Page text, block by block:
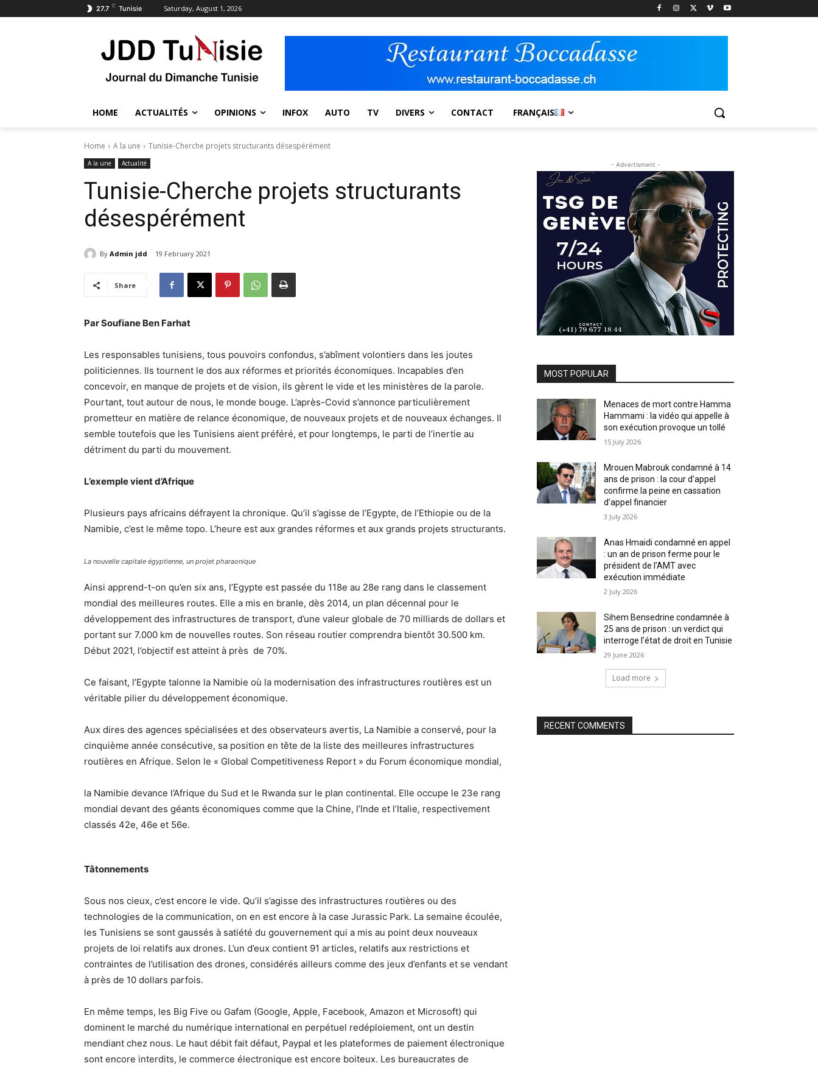
27.7 C Tunisie Saturday, August 1, 2026
HOME ACTUALITÉS OPINIONS INFOX AUTO TV DIVERS CONTACT FRANÇAIS
Home A la une Tunisie-Cherche projets structurants désespérément
A la une Actualité
Tunisie-Cherche projets structurants
désespérément
By Admin jdd 19 February 2021
Share
Par Soufiane Ben Farhat
Les responsables tunisiens, tous pouvoirs confondus, s’abîment volontiers dans les joutes
politiciennes. Ils tournent le dos aux réformes et priorités économiques. Incapables d’en
concevoir, en manque de projets et de vision, ils gèrent le vide et les ministères de la parole.
Pourtant, tout autour de nous, le monde bouge. L’après-Covid s’annonce particulièrement
prometteur en matière de relance économique, de nouveaux projets et de nouveaux échanges. Il
semble toutefois que les Tunisiens aient préféré, et pour longtemps, le parti de l’inertie au
détriment du parti du mouvement.
L’exemple vient d’Afrique
Plusieurs pays africains défrayent la chronique. Qu’il s’agisse de l’Egypte, de l’Ethiopie ou de la
Namibie, c’est le même topo. L’heure est aux grandes réformes et aux grands projets structurants.
La nouvelle capitale égyptienne, un projet pharaonique
Ainsi apprend-t-on qu’en six ans, l’Egypte est passée du 118e au 28e rang dans le classement
mondial des meilleures routes. Elle a mis en branle, dès 2014, un plan décennal pour le
développement des infrastructures de transport, d’une valeur globale de 70 milliards de dollars et
portant sur 7.000 km de nouvelles routes. Son réseau routier comprendra bientôt 30.500 km.
Début 2021, l’objectif est atteint à près de 70%.
Ce faisant, l’Egypte talonne la Namibie où la modernisation des infrastructures routières est un
véritable pilier du développement économique.
Aux dires des agences spécialisées et des observateurs avertis, La Namibie a conservé, pour la
cinquième année consécutive, sa position en tête de la liste des meilleures infrastructures
routières en Afrique. Selon le « Global Competitiveness Report » du Forum économique mondial,
la Namibie devance l’Afrique du Sud et le Rwanda sur le plan continental. Elle occupe le 23e rang
mondial devant des géants économiques comme que la Chine, l’Inde et l’Italie, respectivement
classés 42e, 46e et 56e.
Tâtonnements
Sous nos cieux, c’est encore le vide. Qu’il s’agisse des infrastructures routières ou des
technologies de la communication, on en est encore à la case Jurassic Park. La semaine écoulée,
les Tunisiens se sont gaussés à satiété du gouvernement qui a mis au point deux nouveaux
projets de loi relatifs aux drones. L’un d’eux contient 91 articles, relatifs aux restrictions et
contraintes de l’utilisation des drones, considérés ailleurs comme des jeux d’enfants et se vendant
à près de 10 dollars parfois.
En même temps, les Big Five ou Gafam (Google, Apple, Facebook, Amazon et Microsoft) qui
dominent le marché du numérique international en perpétuel redéploiement, ont un destin
mendiant chez nous. Le haut débit fait défaut, Paypal et les plateformes de paiement électronique
sont encore interdits, le commerce électronique est encore boiteux. Les bureaucrates de
- Advertisment -
MOST POPULAR
Menaces de mort contre Hamma
Hammami : la vidéo qui appelle à
son exécution provoque un tollé
15 July 2026
Mrouen Mabrouk condamné à 14
ans de prison : la cour d’appel
confirme la peine en cassation
d’appel financier
3 July 2026
Anas Hmaidi condamné en appel
: un an de prison ferme pour le
président de l’AMT avec
exécution immédiate
2 July 2026
Sihem Bensedrine condamnée à
25 ans de prison : un verdict qui
interroge l’état de droit en Tunisie
29 June 2026
Load more
RECENT COMMENTS